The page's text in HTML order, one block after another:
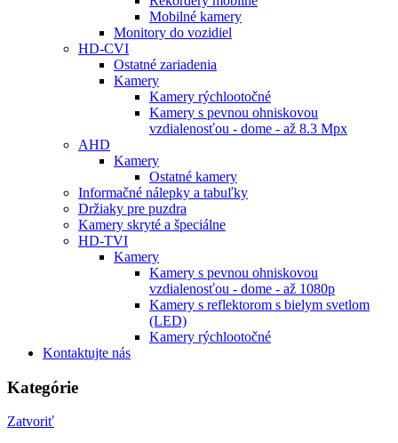
Mobilné kamery
Monitory do vozidiel
HD-CVI
Ostatné zariadenia
Kamery
Kamery rýchlootočné
Kamery s pevnou ohniskovou
vzdialenosťou - dome - až 8.3 Mpx
AHD
Kamery
Ostatné kamery
Informačné nálepky a tabuľky
Držiaky pre puzdra
Kamery skryté a špeciálne
HD-TVI
Kamery
Kamery s pevnou ohniskovou
vzdialenosťou - dome - až 1080p
Kamery s reflektorom s bielym svetlom
(LED)
Kamery rýchlootočné
Kontaktujte nás
Kategórie
Zatvoriť